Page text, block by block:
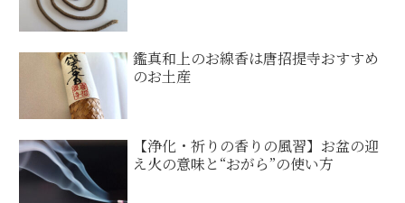
鑑真和上のお線香は唐招提寺おすすめ
のお土産
【浄化・祈りの香りの風習】お盆の迎
え火の意味と“おがら”の使い方